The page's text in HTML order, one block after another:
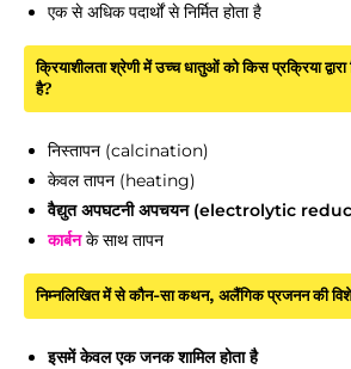
एक से अधिक पदार्थों से निर्मित होता है
क्रियाशीलता श्रेणी में उच्च धातुओं को किस प्रक्रिया द्वारा
है?
निस्तापन (calcination)
केवल तापन (heating)
वैद्युत अपघटनी अपचयन (electrolytic
कार्बनके साथ तापन
निम्नलिखित में से कौन-सा कथन, अलैंगिक प्रजनन की
इसमें केवल एक जनक शामिल होता है